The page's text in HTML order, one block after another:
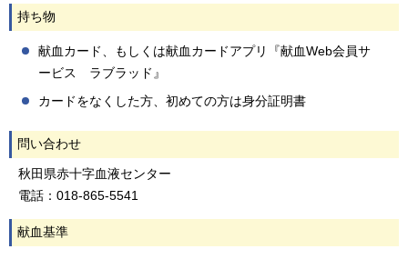
持ち物
献血カード、もしくは献血カードアプリ『献血Web会員サ
ービス ラブラッド』
カードをなくした方、初めての方は身分証明書
問い合わせ
秋田県赤十字血液センター
電話：018-865-5541
献血基準